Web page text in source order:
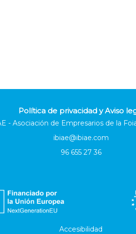
Política de privacidad y Aviso
- Asociación de Empresarios de la
ibiae@ibiae.com
96 655 27 36
Accesibilidad